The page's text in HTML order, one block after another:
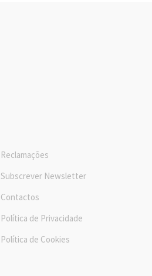
Reclamações
Subscrever Newsletter
Contactos
Política de Privacidade
Política de Cookies